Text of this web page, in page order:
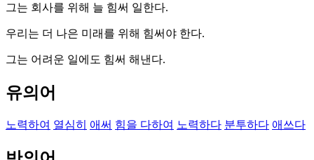
그는 회사를 위해 늘 힘써 일한다.
우리는 더 나은 미래를 위해 힘써야 한다.
그는 어려운 일에도 힘써 해낸다.
유의어
노력하여 열심히 애써 힘을 다하여 노력하다 분투하다 애쓰다